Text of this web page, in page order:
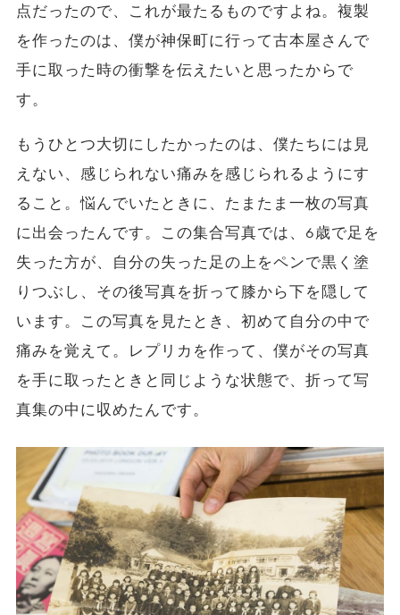
点だったので、これが最たるものですよね。複製
を作ったのは、僕が神保町に行って古本屋さんで
手に取った時の衝撃を伝えたいと思ったからで
す。
もうひとつ大切にしたかったのは、僕たちには見
えない、感じられない痛みを感じられるようにす
ること。悩んでいたときに、たまたま一枚の写真
に出会ったんです。この集合写真では、6歳で足を
失った方が、自分の失った足の上をペンで黒く塗
りつぶし、その後写真を折って膝から下を隠して
います。この写真を見たとき、初めて自分の中で
痛みを覚えて。レプリカを作って、僕がその写真
を手に取ったときと同じような状態で、折って写
真集の中に収めたんです。